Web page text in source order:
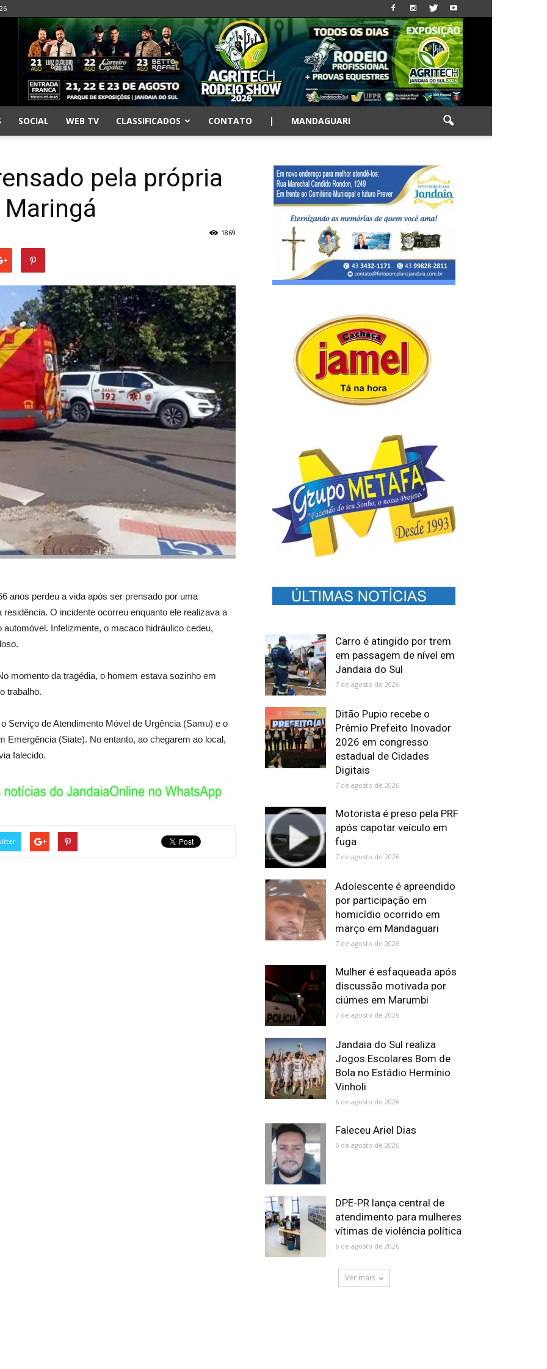
SOCIAL WEB TV CLASSIFICADOS CONTATO | MANDAGUARI
pela própria
1869
anos perdeu a vida após ser prensado por uma
O incidente ocorreu enquanto ele realizava a
Infelizmente, o macaco hidráulico cedeu,
momento da tragédia, o homem estava sozinho em
trabalho.
Serviço de Atendimento Móvel de Urgência (Samu) e o
Emergência (Siate). No entanto, ao chegarem ao local,
falecido.
Carro é atingido por trem
em passagem de nível em
Jandaia do Sul
7 de agosto de 2026
Ditão Pupio recebe o
Prêmio Prefeito Inovador
2026 em congresso
estadual de Cidades
Digitais
7 de agosto de 2026
Motorista é preso pela PRF
após capotar veículo em
fuga
7 de agosto de 2026
Adolescente é apreendido
por participação em
homicídio ocorrido em
março em Mandaguari
7 de agosto de 2026
Mulher é esfaqueada após
discussão motivada por
ciúmes em Marumbi
7 de agosto de 2026
Jandaia do Sul realiza
Jogos Escolares Bom de
Bola no Estádio Hermínio
Vinholi
6 de agosto de 2026
Faleceu Ariel Dias
6 de agosto de 2026
DPE-PR lança central de
atendimento para mulheres
vítimas de violência política
6 de agosto de 2026
Ver mais